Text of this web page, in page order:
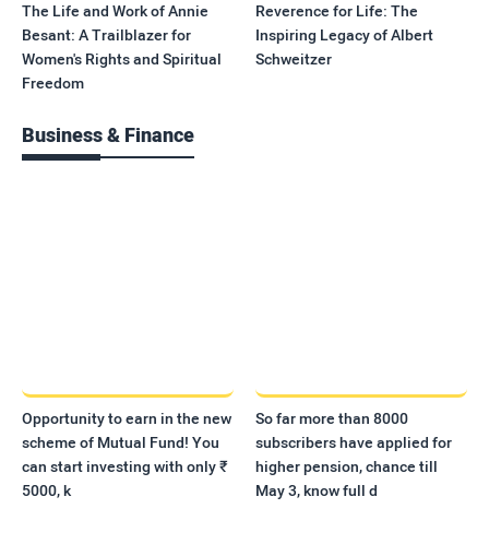
The Life and Work of Annie
Besant: A Trailblazer for
Women's Rights and Spiritual
Freedom
Reverence for Life: The
Inspiring Legacy of Albert
Schweitzer
Business & Finance
Opportunity to earn in the new
scheme of Mutual Fund! You
can start investing with only ₹
5000, k
So far more than 8000
subscribers have applied for
higher pension, chance till
May 3, know full d